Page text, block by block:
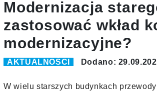
Modernizacja
zastosować wkład
modernizacyjne?
AKTUALNOŚCI Dodano:
W wielu starszych budynkach